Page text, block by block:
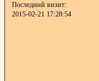
Последний визит:
2015-02-21 17:28:54